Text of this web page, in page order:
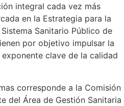
integral cada vez más
en la Estrategia para la
Sanitario Público de
por objetivo impulsar la
clave de la calidad
corresponde a la Comisión
del Área de Gestión Sanitaria